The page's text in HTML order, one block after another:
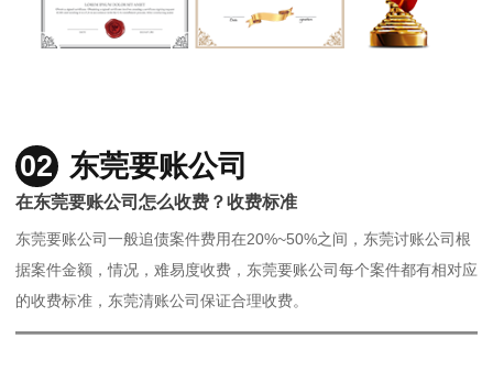
02 东莞要账公司
在东莞要账公司怎么收费？收费标准
东莞要账公司一般追债案件费用在20%~50%之间，东莞讨账公司根
据案件金额，情况，难易度收费，东莞要账公司每个案件都有相对应
的收费标准，东莞清账公司保证合理收费。